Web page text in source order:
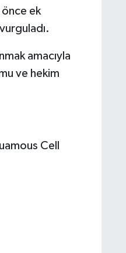
ek
amacıyla
ve hekim
Cell